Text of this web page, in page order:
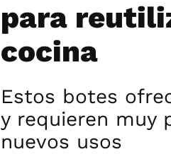
para
cocina
Estos botes
y requieren muy
nuevos usos